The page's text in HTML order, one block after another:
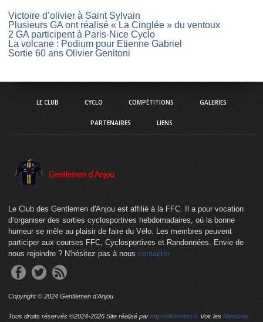
Victoire d’olivier à Saint Sylvain
Plusieurs GA ont réalisé « La Cinglée » du ventoux
2 GA participent à Paris-Nice Cyclo
La volcane : Podium pour Etienne Gabriel
Sortie 60 ans Olivier Genitoni
LE CLUB CYCLO COMPÉTITIONS GALERIES
PARTENAIRES LIENS
Le Club des Gentlemen d'Anjou est affilié à la FFC. Il a pour vocation
d’organiser des sorties cyclosportives hebdomadaires, où la bonne
humeur se mêle au plaisir de faire du Vélo. Les membres peuvent
participer aux courses FFC, Cyclosportives et Randonnées. Envie de
nous rejoindre ? N'hésitez pas à nous contacter
Copyright © 2024 Gentlemen d'Anjou
Tous droits réservés ©2024-2026 Site réalisé par http://dlebreton.fr Voir les Mentions